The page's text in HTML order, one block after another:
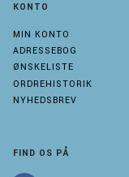
KONTO
MIN KONTO
ADRESSEBOG
ØNSKELISTE
ORDREHISTORIK
NYHEDSBREV
FIND OS PÅ